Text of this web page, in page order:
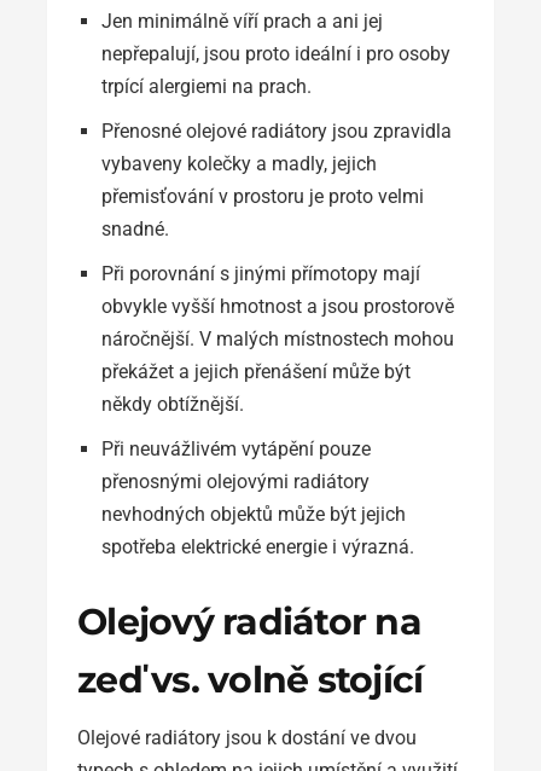
Jen minimálně víří prach a ani jej
nepřepalují, jsou proto ideální i pro osoby
trpící alergiemi na prach.
Přenosné olejové radiátory jsou zpravidla
vybaveny kolečky a madly, jejich
přemisťování v prostoru je proto velmi
snadné.
Při porovnání s jinými přímotopy mají
obvykle vyšší hmotnost a jsou prostorově
náročnější. V malých místnostech mohou
překážet a jejich přenášení může být
někdy obtížnější.
Při neuvážlivém vytápění pouze
přenosnými olejovými radiátory
nevhodných objektů může být jejich
spotřeba elektrické energie i výrazná.
Olejový radiátor na
zeď vs. volně stojící
Olejové radiátory jsou k dostání ve dvou